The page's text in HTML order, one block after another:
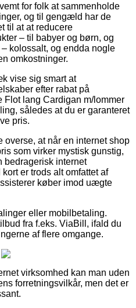
for folk at sammenholde
og til gengæld har de
til at at reducere
– til babyer og børn, og
kolossalt, og endda nogle
omkostninger.
vise sig smart at
efter rabat på
lang Cardigan m/lommer
således at du er garanteret
pris.
overse, at når en internet shop
som virker mystisk gunstig,
bedragerisk internet
er trods alt omfattet af
køber imod uægte
eller mobilbetaling.
fra f.eks. ViaBill, ifald du
af flere omgange.
virksomhed kan man uden
forretningsvilkår, men det er